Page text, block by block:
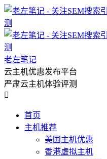
老左笔记
云主机优惠发布平台
严肃云主机体验评测

首页
主机推荐
美国主机优惠
香港虚拟主机